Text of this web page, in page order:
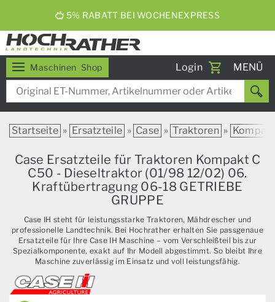
5% RABATT BEI WOCHENEXPRESS
Maschinen Shop Login
Toggle
MENÜ
Startseite » Ersatzteile » Case » Traktoren »
Case Ersatzteile für Traktoren Kompakt C
C50 - Dieseltraktor (01/98 12/02) 06.
Kraftübertragung 06-18 GETRIEBE
GRUPPE
Case IH steht für leistungsstarke Traktoren, Mähdrescher und
professionelle Landtechnik. Bei Hochrather erhalten Sie passgenaue
Ersatzteile für Ihre Case IH Maschine – vom Verschleißteil bis zur
Spezialkomponente, exakt auf Ihr Modell abgestimmt. So bleibt Ihre
Maschine zuverlässig im Einsatz und voll leistungsfähig.